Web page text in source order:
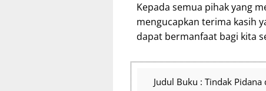
Kepada semua pihak yang
mengucapkan terima kasih
dapat bermanfaat bagi kita
Judul Buku : Tindak